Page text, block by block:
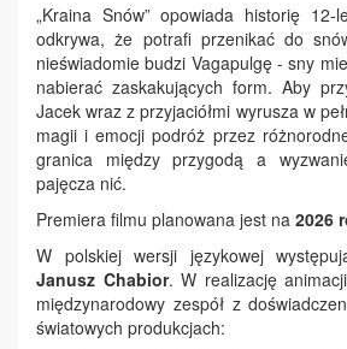
„Kraina Snów” opowiada historię 12-
odkrywa, że potrafi przenikać do
nieświadomie budzi Vagapulgę - sny
nabierać zaskakujących form. Aby
Jacek wraz z przyjaciółmi wyrusza w
magii i emocji podróż przez
granica między przygodą a
pajęcza nić.
Premiera filmu planowana jest na 2026
W polskiej wersji językowej
Janusz Chabior. W realizację
międzynarodowy zespół z
światowych produkcjach: